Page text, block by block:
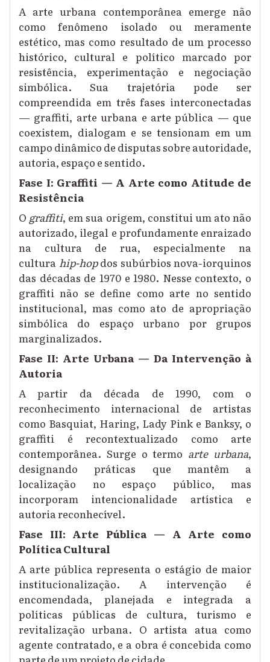
A arte urbana contemporânea emerge não
como fenômeno isolado ou meramente
estético, mas como resultado de um processo
histórico, cultural e político marcado por
resistência, experimentação e negociação
simbólica. Sua trajetória pode ser
compreendida em três fases interconectadas
— graffiti, arte urbana e arte pública — que
coexistem, dialogam e se tensionam em um
campo dinâmico de disputas sobre autoridade,
autoria, espaço e sentido.
Fase I: Graffiti — A Arte como Atitude de
Resistência
O graffiti, em sua origem, constitui um ato não
autorizado, ilegal e profundamente enraizado
na cultura de rua, especialmente na
cultura hip-hopdos subúrbios nova-iorquinos
das décadas de 1970 e 1980. Nesse contexto, o
graffiti não se define como arte no sentido
institucional, mas como ato de apropriação
simbólica do espaço urbano por grupos
marginalizados.
Fase II: Arte Urbana — Da Intervenção à
Autoria
A partir da década de 1990, com o
reconhecimento internacional de artistas
como Basquiat, Haring, Lady Pink e Banksy, o
graffiti é recontextualizado como arte
contemporânea. Surge o termo arte urbana,
designando práticas que mantêm a
localização no espaço público, mas
incorporam intencionalidade artística e
autoria reconhecível.
Fase III: Arte Pública — A Arte como
Política Cultural
A arte pública representa o estágio de maior
institucionalização. A intervenção é
encomendada, planejada e integrada a
políticas públicas de cultura, turismo e
revitalização urbana. O artista atua como
agente contratado, e a obra é concebida como